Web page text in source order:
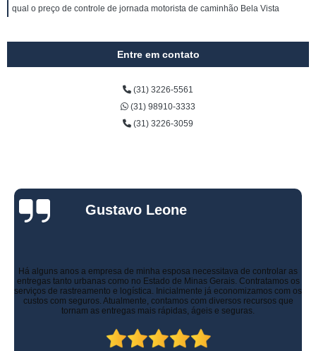
qual o preço de controle de jornada motorista de caminhão Bela Vista
Entre em contato
(31) 3226-5561
(31) 98910-3333
(31) 3226-3059
Gustavo Leone
Há alguns anos a empresa de minha esposa necessitava de controlar as
entregas tanto urbanas como no Estado de Minas Gerais. Contratamos os
serviços de rastreamento e logística. Inicialmente já economizamos com os
custos com seguros. Atualmente, contamos com diversos recursos que
tornam as entregas mais rápidas, ágeis e seguras.